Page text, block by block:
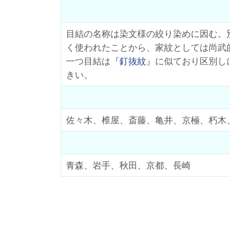
目結の名称は染文様の絞り染めに因む
く使われたことから、家紋としては尚武
一つ目結は『釘抜紋』に似ており区別
きい。
佐々木、椎屋、斎藤、亀井、京極、朽
青森、岩手、秋田、京都、長崎